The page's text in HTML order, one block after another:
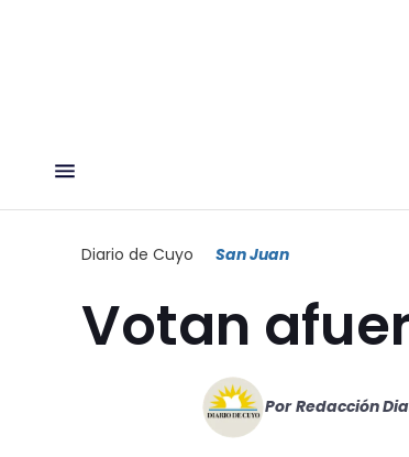
Diario de Cuyo San Juan
Votan
Por Redacción